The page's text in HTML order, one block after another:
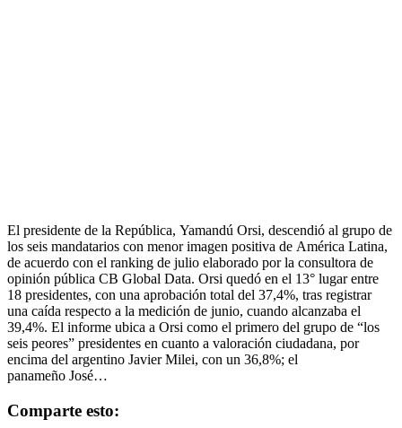
El presidente de la República, Yamandú Orsi, descendió al grupo de
los seis mandatarios con menor imagen positiva de América Latina,
de acuerdo con el ranking de julio elaborado por la consultora de
opinión pública CB Global Data. Orsi quedó en el 13° lugar entre
18 presidentes, con una aprobación total del 37,4%, tras registrar
una caída respecto a la medición de junio, cuando alcanzaba el
39,4%. El informe ubica a Orsi como el primero del grupo de “los
seis peores” presidentes en cuanto a valoración ciudadana, por
encima del argentino Javier Milei, con un 36,8%; el
panameño José…
Comparte esto: